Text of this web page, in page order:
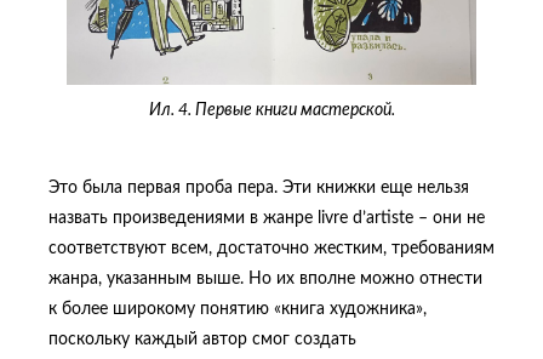
Ил. 4. Первые книги мастерской.
Это была первая проба пера. Эти книжки еще нельзя
назвать произведениями в жанре livre d’artiste – они не
соответствуют всем, достаточно жестким, требованиям
жанра, указанным выше. Но их вполне можно отнести
к более широкому понятию «книга художника»,
поскольку каждый автор смог создать